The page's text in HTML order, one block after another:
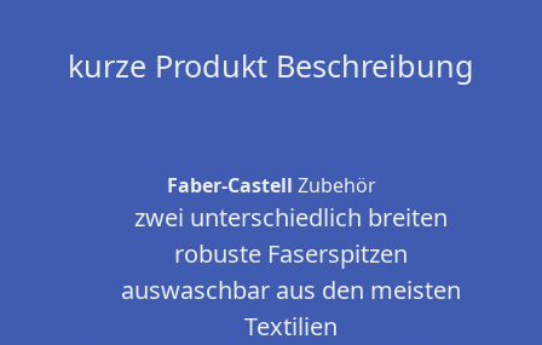
kurze Produkt Beschreibung
Faber-Castell Zubehör
zwei unterschiedlich breiten
robuste Faserspitzen
auswaschbar aus den meisten
Textilien